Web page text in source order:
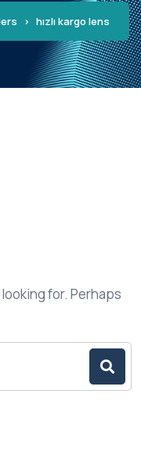
> hızlı kargo lens
looking for. Perhaps